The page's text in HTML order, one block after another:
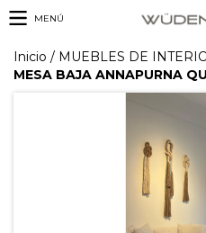
MENÚ
Inicio / MUEBLES DE
MESA BAJA ANNAPURNA